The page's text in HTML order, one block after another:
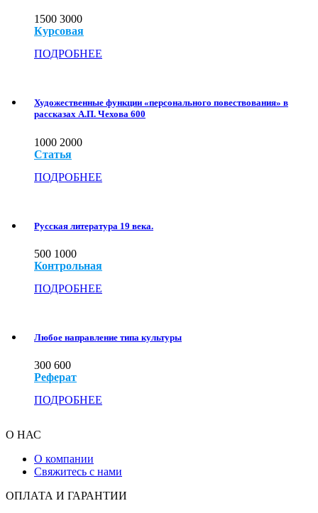
1500 3000
Курсовая
ПОДРОБНЕЕ
Художественные функции «персонального повествования» в
рассказах А.П. Чехова 600
1000 2000
Статья
ПОДРОБНЕЕ
Русская литература 19 века.
500 1000
Контрольная
ПОДРОБНЕЕ
Любое направление типа культуры
300 600
Реферат
ПОДРОБНЕЕ
О НАС
О компании
Свяжитесь с нами
ОПЛАТА И ГАРАНТИИ